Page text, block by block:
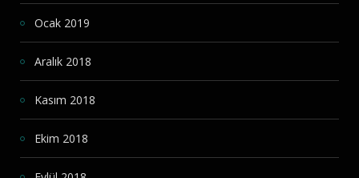
Ocak 2019
Aralık 2018
Kasım 2018
Ekim 2018